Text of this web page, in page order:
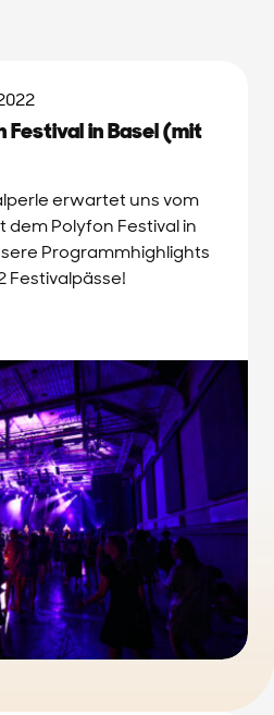
Festival in Basel (mit
erwartet uns vom
dem Polyfon Festival in
Programmhighlights
Festivalpässe!